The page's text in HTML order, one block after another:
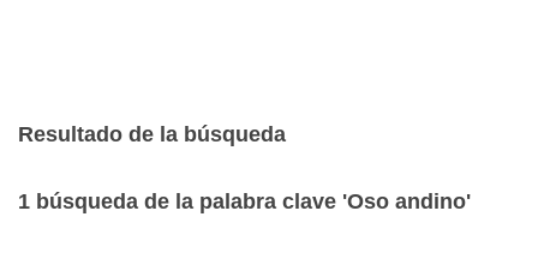
Resultado de la búsqueda
1 búsqueda de la palabra clave 'Oso andino'